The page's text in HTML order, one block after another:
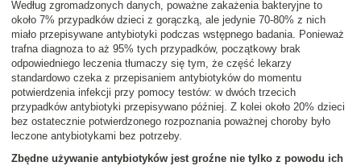
Według zgromadzonych danych, poważne zakażenia bakteryjne to
około 7% przypadków dzieci z gorączką, ale jedynie 70-80% z nich
miało przepisywane antybiotyki podczas wstępnego badania. Ponieważ
trafna diagnoza to aż 95% tych przypadków, początkowy brak
odpowiedniego leczenia tłumaczy się tym, że część lekarzy
standardowo czeka z przepisaniem antybiotyków do momentu
potwierdzenia infekcji przy pomocy testów: w dwóch trzecich
przypadków antybiotyki przepisywano później. Z kolei około 20% dzieci
bez ostatecznie potwierdzonego rozpoznania poważnej choroby było
leczone antybiotykami bez potrzeby.
Zbędne używanie antybiotyków jest groźne nie tylko z powodu ich